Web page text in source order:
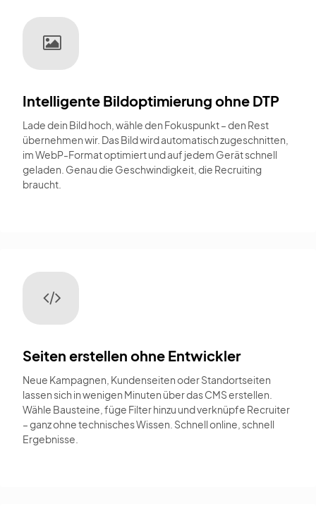
Intelligente Bildoptimierung ohne DTP
Lade dein Bild hoch, wähle den Fokuspunkt – den Rest
übernehmen wir. Das Bild wird automatisch zugeschnitten,
im WebP-Format optimiert und auf jedem Gerät schnell
geladen. Genau die Geschwindigkeit, die Recruiting
braucht.
Seiten erstellen ohne Entwickler
Neue Kampagnen, Kundenseiten oder Standortseiten
lassen sich in wenigen Minuten über das CMS erstellen.
Wähle Bausteine, füge Filter hinzu und verknüpfe Recruiter
– ganz ohne technisches Wissen. Schnell online, schnell
Ergebnisse.